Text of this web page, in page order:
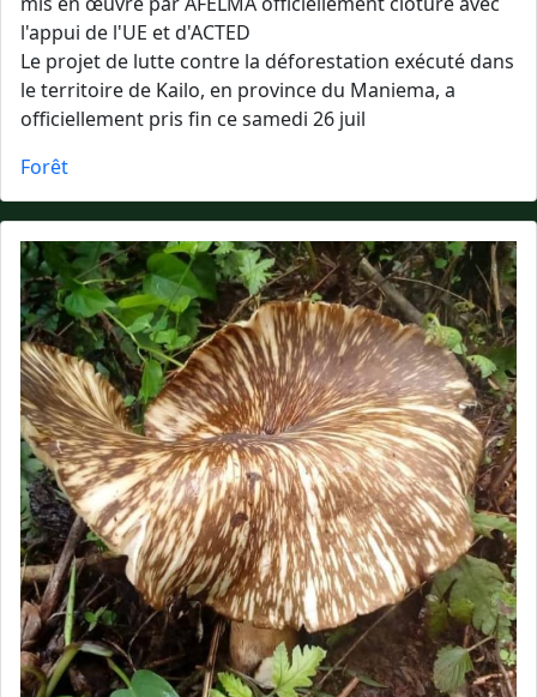
l'appui de l'UE et d'ACTED
Le projet de lutte contre la déforestation exécuté dans
le territoire de Kailo, en province du Maniema, a
officiellement pris fin ce samedi 26 juil
Forêt